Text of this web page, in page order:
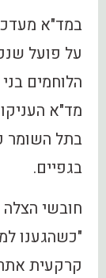
על פועל
הלוחמים
מד"א
בגפיים.
חובשי הצלה
קרקעית